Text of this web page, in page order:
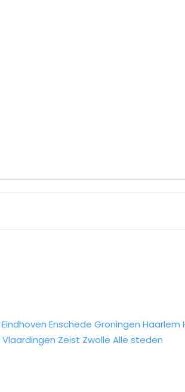
Eindhoven Enschede Groningen Haarlem
Vlaardingen Zeist Zwolle Alle steden